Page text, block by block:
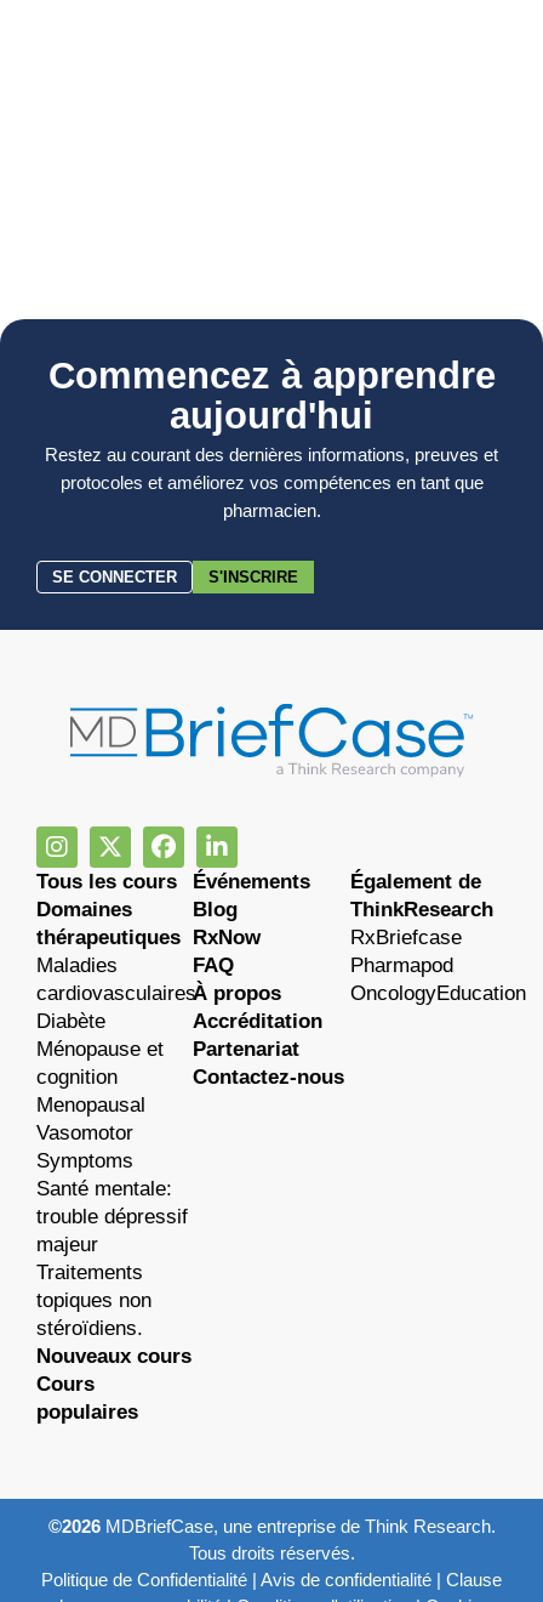
Commencez à apprendre
aujourd'hui
Restez au courant des dernières informations, preuves et
protocoles et améliorez vos compétences en tant que
pharmacien.
SE CONNECTER S'INSCRIRE
Tous les cours
Domaines
thérapeutiques
Maladies
cardiovasculaires
Diabète
Ménopause et
cognition
Menopausal
Vasomotor
Symptoms
Santé mentale:
trouble dépressif
majeur
Traitements
topiques non
stéroïdiens.
Nouveaux cours
Cours
populaires
Événements
Blog
RxNow
FAQ
À propos
Accréditation
Partenariat
Contactez-nous
Également de
ThinkResearch
RxBriefcase
Pharmapod
OncologyEducation
©2026MDBriefCase, une entreprise de Think Research.
Tous droits réservés.
Politique de Confidentialité | Avis de confidentialité | Clause